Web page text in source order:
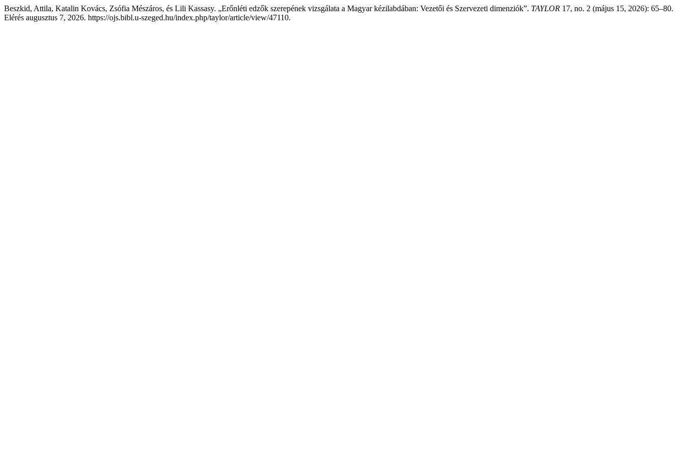
Beszkid, Attila, Katalin Kovács, Zsófia Mészáros, és Lili Kassasy. „Erőnléti edzők szerepének vizsgálata a Magyar kézilabdában: Vezetői és Szervezeti dimenziók”. TAYLOR 17, no. 2 (május 15, 2026): 65–80.
Elérés augusztus 7, 2026. https://ojs.bibl.u-szeged.hu/index.php/taylor/article/view/47110.